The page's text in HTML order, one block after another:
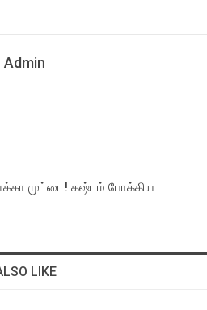
Admin
முட்டை! கஷ்டம் போக்கிய
LIKE